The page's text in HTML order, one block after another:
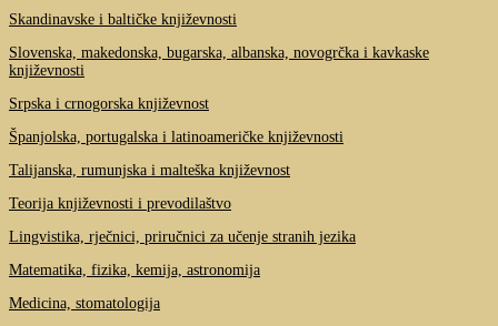
Skandinavske i baltičke književnosti
Slovenska, makedonska, bugarska, albanska, novogrčka i kavkaske
književnosti
Srpska i crnogorska književnost
Španjolska, portugalska i latinoameričke književnosti
Talijanska, rumunjska i malteška književnost
Teorija književnosti i prevodilaštvo
Lingvistika, rječnici, priručnici za učenje stranih jezika
Matematika, fizika, kemija, astronomija
Medicina, stomatologija